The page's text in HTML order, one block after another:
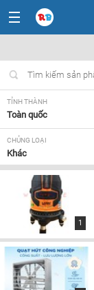
TỈNH THÀNH
Toàn quốc
CHỦNG LOẠI
Khác
1